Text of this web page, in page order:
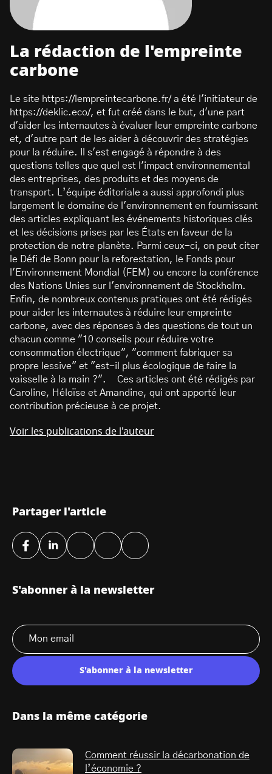
La rédaction de l'empreinte
carbone
Le site https://lempreintecarbone.fr/ a été l'initiateur de
https://deklic.eco/, et fut créé dans le but, d'une part
d'aider les internautes à évaluer leur empreinte carbone
et, d'autre part de les aider à découvrir des stratégies
pour la réduire. Il s'est engagé à répondre à des
questions telles que quel est l'impact environnemental
des entreprises, des produits et des moyens de
transport. L’équipe éditoriale a aussi approfondi plus
largement le domaine de l'environnement en fournissant
des articles expliquant les événements historiques clés
et les décisions prises par les États en faveur de la
protection de notre planète. Parmi ceux-ci, on peut citer
le Défi de Bonn pour la reforestation, le Fonds pour
l'Environnement Mondial (FEM) ou encore la conférence
des Nations Unies sur l'environnement de Stockholm.
Enfin, de nombreux contenus pratiques ont été rédigés
pour aider les internautes à réduire leur empreinte
carbone, avec des réponses à des questions de tout un
chacun comme "10 conseils pour réduire votre
consommation électrique", "comment fabriquer sa
propre lessive" et "est-il plus écologique de faire la
vaisselle à la main ?". Ces articles ont été rédigés par
Caroline, Héloïse et Amandine, qui ont apporté leur
contribution précieuse à ce projet.
Voir les publications de l'auteur
Partager l'article
S'abonner à la newsletter
S'abonner à la newsletter
Dans la même catégorie
Comment réussir la décarbonation de
l’économie ?